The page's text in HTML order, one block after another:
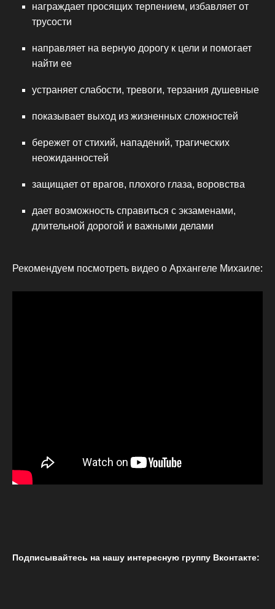
награждает просящих терпением, избавляет от
трусости
направляет на верную дорогу к цели и помогает
найти ее
устраняет слабости, тревоги, терзания душевные
показывает выход из жизненных сложностей
бережет от стихий, нападений, трагических
неожиданностей
защищает от врагов, плохого глаза, воровства
дает возможность справиться с экзаменами,
длительной дорогой и важными делами
Рекомендуем посмотреть видео о Архангеле Михаиле:
Подписывайтесь на нашу интересную группу Вконтакте: